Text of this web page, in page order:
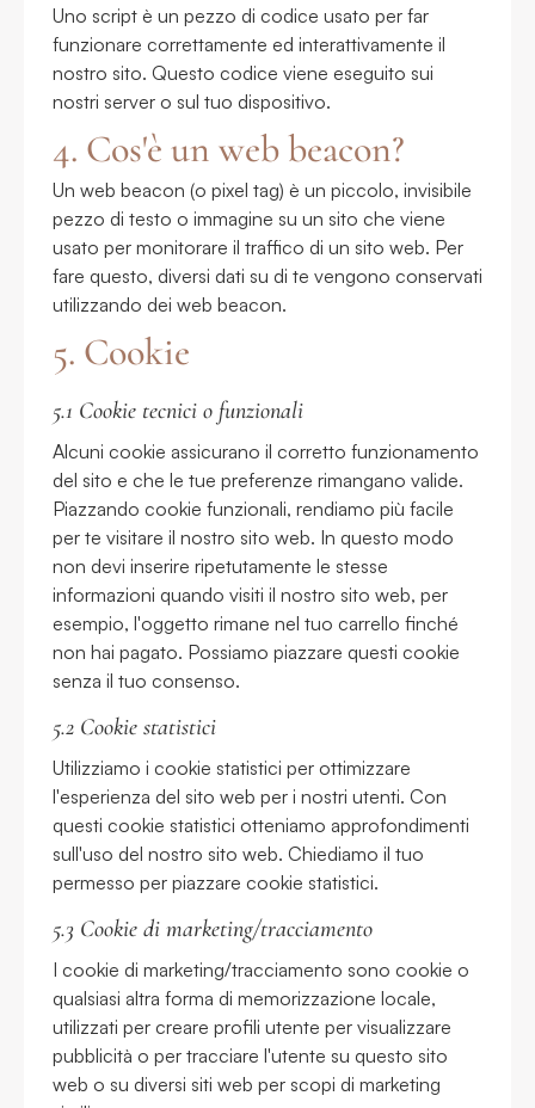
Uno script è un pezzo di codice usato per far
funzionare correttamente ed interattivamente il
nostro sito. Questo codice viene eseguito sui
nostri server o sul tuo dispositivo.
4. Cos'è un web beacon?
Un web beacon (o pixel tag) è un piccolo, invisibile
pezzo di testo o immagine su un sito che viene
usato per monitorare il traffico di un sito web. Per
fare questo, diversi dati su di te vengono conservati
utilizzando dei web beacon.
5. Cookie
5.1 Cookie tecnici o funzionali
Alcuni cookie assicurano il corretto funzionamento
del sito e che le tue preferenze rimangano valide.
Piazzando cookie funzionali, rendiamo più facile
per te visitare il nostro sito web. In questo modo
non devi inserire ripetutamente le stesse
informazioni quando visiti il nostro sito web, per
esempio, l'oggetto rimane nel tuo carrello finché
non hai pagato. Possiamo piazzare questi cookie
senza il tuo consenso.
5.2 Cookie statistici
Utilizziamo i cookie statistici per ottimizzare
l'esperienza del sito web per i nostri utenti. Con
questi cookie statistici otteniamo approfondimenti
sull'uso del nostro sito web. Chiediamo il tuo
permesso per piazzare cookie statistici.
5.3 Cookie di marketing/tracciamento
I cookie di marketing/tracciamento sono cookie o
qualsiasi altra forma di memorizzazione locale,
utilizzati per creare profili utente per visualizzare
pubblicità o per tracciare l'utente su questo sito
web o su diversi siti web per scopi di marketing